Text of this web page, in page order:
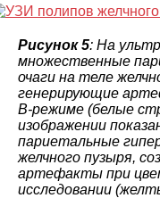
Рисунок 5: На
множественные
очаги на теле
генерирующие
B-режиме (белые
изображении
париетальные
желчного пузыря,
артефакты при
исследовании